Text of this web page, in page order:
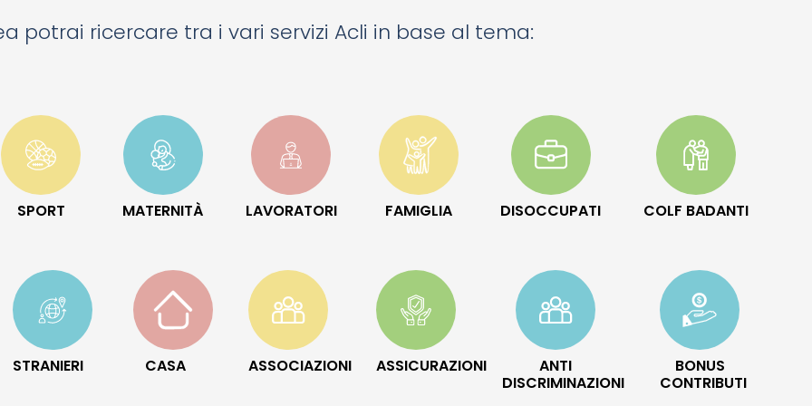
potrai ricercare tra i vari servizi Acli in base al tema:
SPORT MATERNITÀ LAVORATORI FAMIGLIA DISOCCUPATI COLF BADANTI
STRANIERI CASA ASSOCIAZIONI ASSICURAZIONI
ANTI
DISCRIMINAZIONI
BONUS
CONTRIBUTI